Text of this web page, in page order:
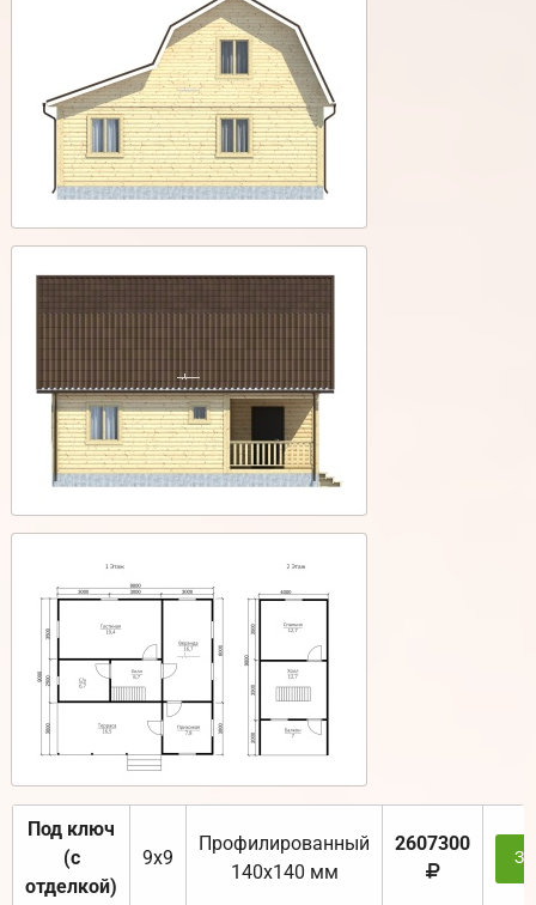
Под ключ
(с
отделкой)
9х9
Профилированный
140х140 мм
2607300